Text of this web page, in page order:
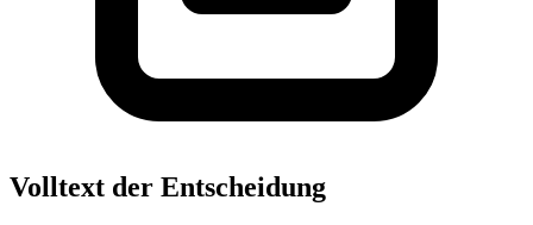
Volltext der Entscheidung